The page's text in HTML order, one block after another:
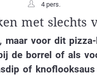
4 pers.
met slechts
maar voor dit
de borrel of als
of